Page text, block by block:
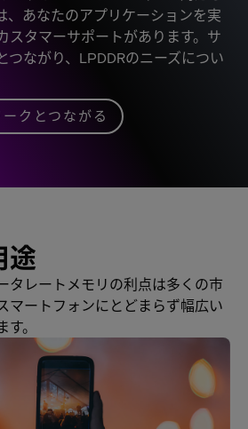
、あなたのアプリケーションを実
スタマーサポートがあります。サ
つながり、LPDDRのニーズについ
クとつながる
途
タレートメモリの利点は多くの市
マートフォンにとどまらず幅広い
。